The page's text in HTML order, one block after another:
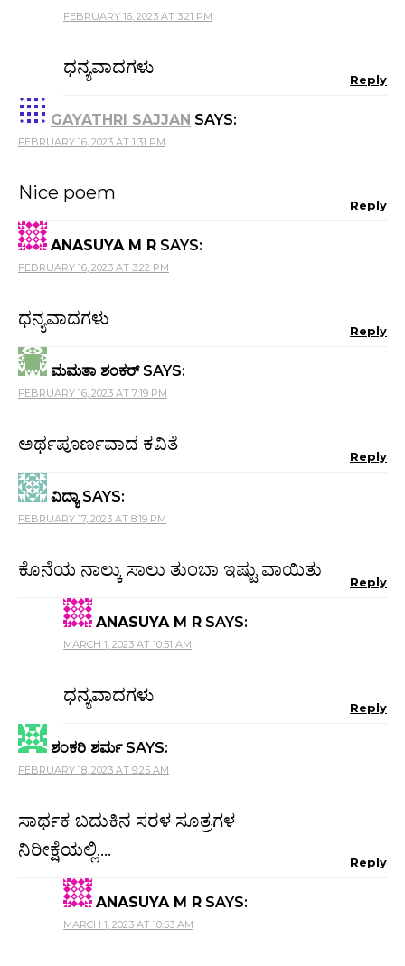
FEBRUARY 16, 2023 AT 3:21 PM
ಧನ್ಯವಾದಗಳು
Reply
GAYATHRI SAJJAN SAYS:
FEBRUARY 16, 2023 AT 1:31 PM
Nice poem
Reply
ANASUYA M R SAYS:
FEBRUARY 16, 2023 AT 3:22 PM
ಧನ್ಯವಾದಗಳು
Reply
ಮಮತಾ ಶಂಕರ್ SAYS:
FEBRUARY 16, 2023 AT 7:19 PM
ಅರ್ಥಪೂರ್ಣವಾದ ಕವಿತೆ
Reply
ವಿದ್ಯಾ SAYS:
FEBRUARY 17, 2023 AT 8:19 PM
ಕೊನೆಯ ನಾಲ್ಕು ಸಾಲು ತುಂಬಾ ಇಷ್ಟು ವಾಯಿತು
Reply
ANASUYA M R SAYS:
MARCH 1, 2023 AT 10:51 AM
ಧನ್ಯವಾದಗಳು
Reply
ಶಂಕರಿ ಶರ್ಮ SAYS:
FEBRUARY 18, 2023 AT 9:25 AM
ಸಾರ್ಥಕ ಬದುಕಿನ ಸರಳ ಸೂತ್ರಗಳ
ನಿರೀಕ್ಷೆಯಲ್ಲಿ….
Reply
ANASUYA M R SAYS:
MARCH 1, 2023 AT 10:53 AM